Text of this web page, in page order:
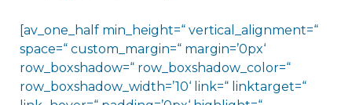
[av_one_half min_height=“ vertical_alignment=“
space=“ custom_margin=“ margin=’0px‘
row_boxshadow=“ row_boxshadow_color=“
row_boxshadow_width=’10‘ link=“ linktarget=“